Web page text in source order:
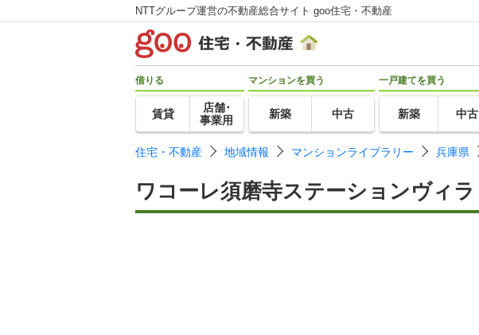
NTTグループ運営の不動産総合サイト goo住宅・不動産
借りる
賃貸
店舗･
事業用
マンションを買う
新築 中古
一戸建てを買う
新築 中古
住宅・不動産 地域情報 マンションライブラリー 兵庫県
ワコーレ須磨寺ステーションヴィラ